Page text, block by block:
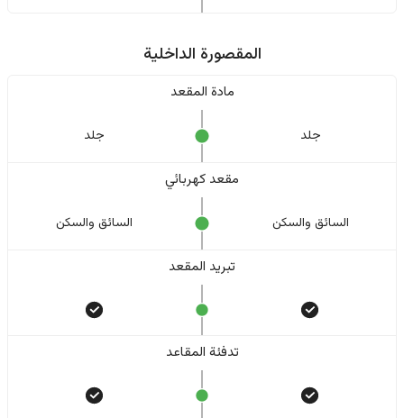
المقصورة الداخلية
مادة المقعد
جلد جلد
مقعد كهربائي
السائق والسکن السائق والسکن
تبريد المقعد
تدفئة المقاعد